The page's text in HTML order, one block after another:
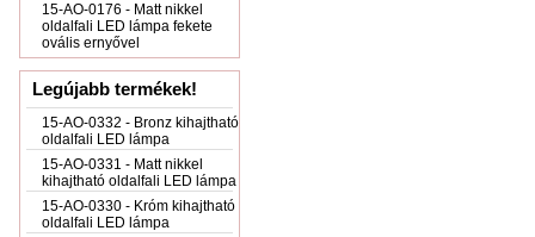
15-AO-0176 - Matt nikkel
oldalfali LED lámpa fekete
ovális ernyővel
Legújabb termékek!
15-AO-0332 - Bronz kihajtható
oldalfali LED lámpa
15-AO-0331 - Matt nikkel
kihajtható oldalfali LED lámpa
15-AO-0330 - Króm kihajtható
oldalfali LED lámpa